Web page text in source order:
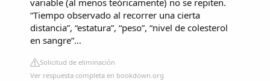
variable (al menos teóricamente) no se repiten.
“Tiempo observado al recorrer una cierta
distancia”, “estatura”, “peso”, “nivel de colesterol
en sangre”…
Solicitud de eliminación
Ver respuesta completa en bookdown.org